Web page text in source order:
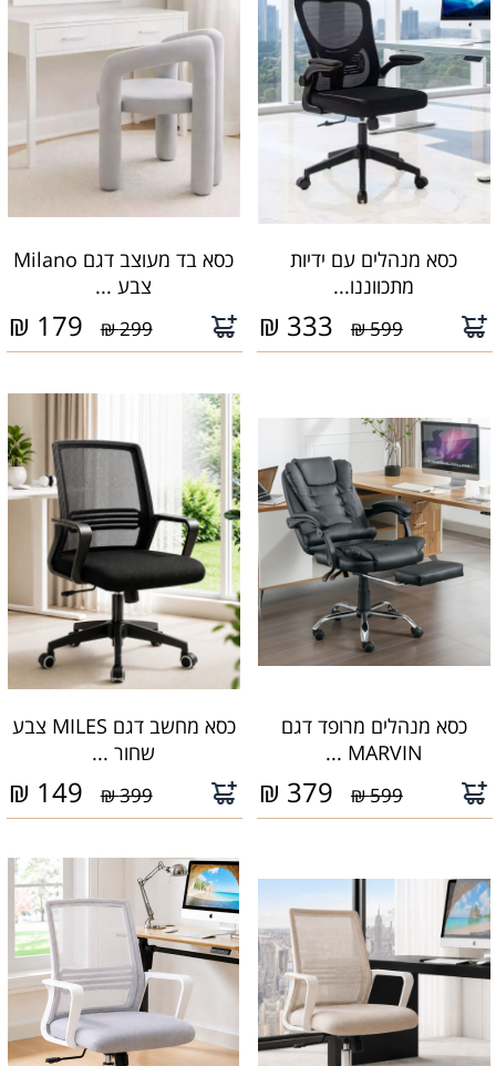
כסא מנהלים עם ידיות
מתכווננו...
599 ₪
333
₪
כסא בד מעוצב דגם Milano
צבע ...
299 ₪
179
₪
כסא מנהלים מרופד דגם
MARVIN ...
599 ₪
379
₪
כסא מחשב דגם MILES צבע
שחור ...
399 ₪
149
₪